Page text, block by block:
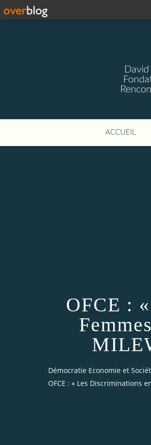
ACCUEIL
OFCE :
Démocratie Economie et
OFCE : « Les Discriminations